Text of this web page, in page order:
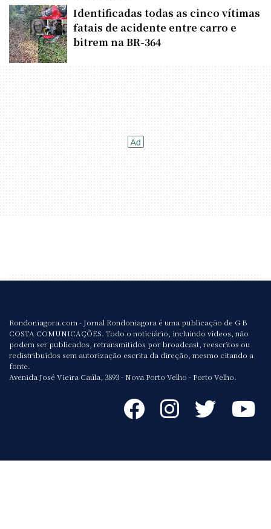
Identificadas todas as cinco vítimas
fatais de acidente entre carro e
bitrem na BR-364
Rondoniagora.com - Jornal Rondoniagora é uma publicação de G B
COSTA COMUNICAÇÕES. Todo o noticiário, incluindo vídeos, não
podem ser publicados, retransmitidos por broadcast, reescritos ou
redistribuídos sem autorização escrita da direção, mesmo citando a
fonte.
Avenida José Vieira Caúla, 3893 - Nova Porto Velho - Porto Velho.